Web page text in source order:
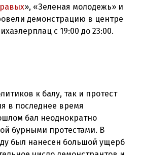
», «Зеленая молодежь» и
демонстрацию в центре
с 19:00 до 23:00.
к балу, так и протест
в последнее время
бал неоднократно
бурными протестами. В
был нанесен большой ущерб